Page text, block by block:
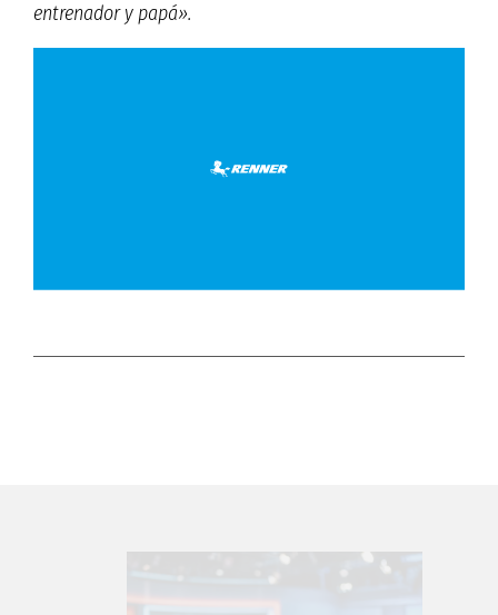
entrenador y papá».